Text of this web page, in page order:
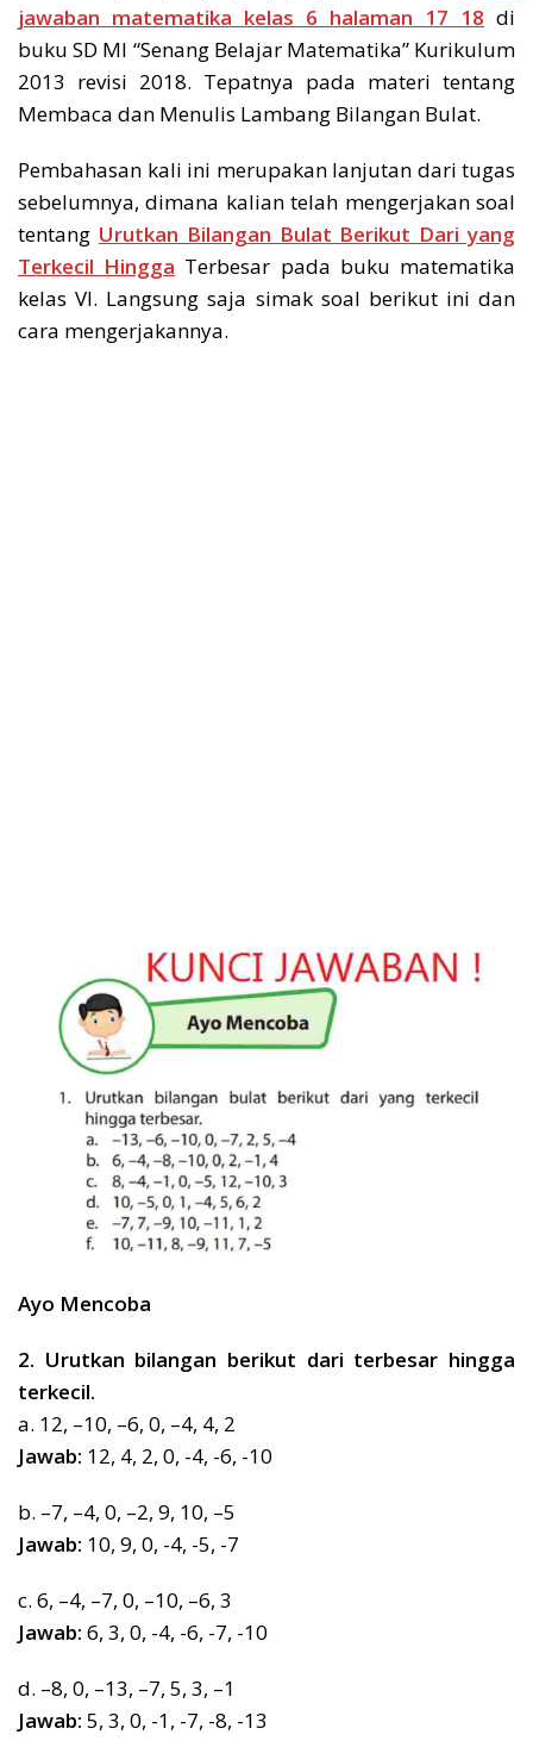
jawaban matematika kelas 6 halaman 17 18 di
buku SD MI “Senang Belajar Matematika” Kurikulum
2013 revisi 2018. Tepatnya pada materi tentang
Membaca dan Menulis Lambang Bilangan Bulat.
Pembahasan kali ini merupakan lanjutan dari tugas
sebelumnya, dimana kalian telah mengerjakan soal
tentang Urutkan Bilangan Bulat Berikut Dari yang
Terkecil Hingga Terbesar pada buku matematika
kelas VI. Langsung saja simak soal berikut ini dan
cara mengerjakannya.
Ayo Mencoba
2. Urutkan bilangan berikut dari terbesar hingga
terkecil.
a. 12, –10, –6, 0, –4, 4, 2
Jawab: 12, 4, 2, 0, -4, -6, -10
b. –7, –4, 0, –2, 9, 10, –5
Jawab: 10, 9, 0, -4, -5, -7
c. 6, –4, –7, 0, –10, –6, 3
Jawab: 6, 3, 0, -4, -6, -7, -10
d. –8, 0, –13, –7, 5, 3, –1
Jawab: 5, 3, 0, -1, -7, -8, -13